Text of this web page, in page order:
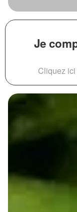
Je
Cliquez